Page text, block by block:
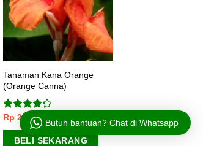
Tanaman Kana Orange
(Orange Canna)
Dinilai
4.00dari
Rp 25.000
BELI SEKARANG
Butuh bantuan? Chat di Whatsapp